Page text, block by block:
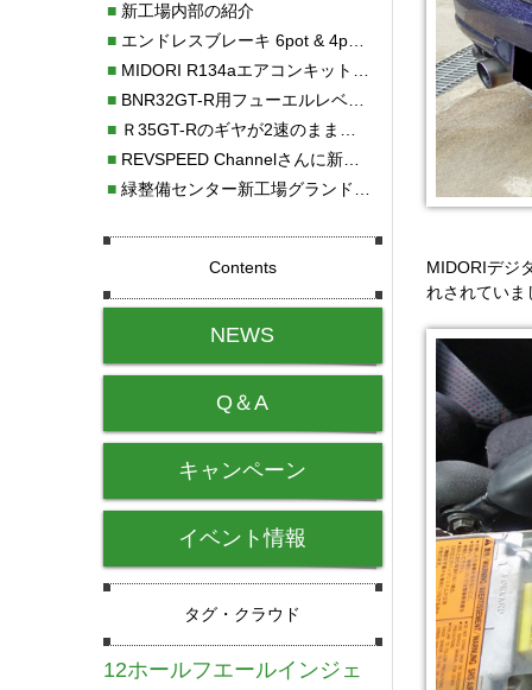
MIDORIデジ
れされていま
■新工場内部の紹介
■エンドレスブレーキ 6pot & 4potオーバーホール
■MIDORI R134aエアコンキットタイプⅡ取り付け
■BNR32GT-R用フューエルレベルセンサー新発売！！
■Ｒ35GT-Rのギヤが2速のまま変速しない！！
■REVSPEED Channelさんに新社屋を紹介していただきました!!
■緑整備センター新工場グランドオープン・続報
Contents
NEWS
Q＆A
キャンペーン
イベント情報
タグ・クラウド
12ホールフエールインジェ